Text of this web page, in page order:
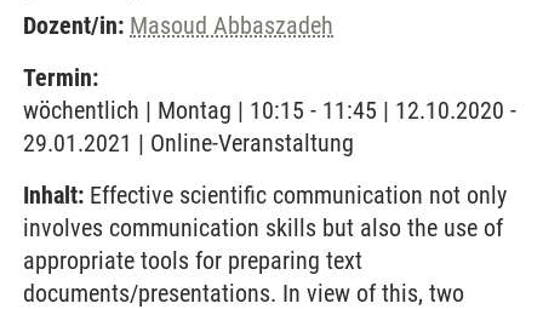
Dozent/in: Masoud Abbaszadeh
Termin:
wöchentlich | Montag | 10:15 - 11:45 | 12.10.2020 -
29.01.2021 | Online-Veranstaltung
Inhalt: Effective scientific communication not only
involves communication skills but also the use of
appropriate tools for preparing text
documents/presentations. In view of this, two